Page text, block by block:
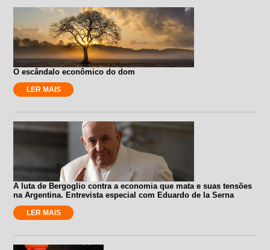
O escândalo econômico do dom
LER MAIS
A luta de Bergoglio contra a economia que mata e suas tensões
na Argentina. Entrevista especial com Eduardo de la Serna
LER MAIS